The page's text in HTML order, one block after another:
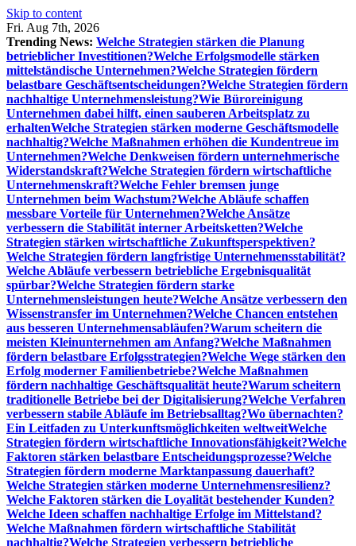
Skip to content
Fri. Aug 7th, 2026
Trending News: Welche Strategien stärken die Planung
betrieblicher Investitionen?Welche Erfolgsmodelle stärken
mittelständische Unternehmen?Welche Strategien fördern
belastbare Geschäftsentscheidungen?Welche Strategien fördern
nachhaltige Unternehmensleistung?Wie Büroreinigung
Unternehmen dabei hilft, einen sauberen Arbeitsplatz zu
erhaltenWelche Strategien stärken moderne Geschäftsmodelle
nachhaltig?Welche Maßnahmen erhöhen die Kundentreue im
Unternehmen?Welche Denkweisen fördern unternehmerische
Widerstandskraft?Welche Strategien fördern wirtschaftliche
Unternehmenskraft?Welche Fehler bremsen junge
Unternehmen beim Wachstum?Welche Abläufe schaffen
messbare Vorteile für Unternehmen?Welche Ansätze
verbessern die Stabilität interner Arbeitsketten?Welche
Strategien stärken wirtschaftliche Zukunftsperspektiven?
Welche Strategien fördern langfristige Unternehmensstabilität?
Welche Abläufe verbessern betriebliche Ergebnisqualität
spürbar?Welche Strategien fördern starke
Unternehmensleistungen heute?Welche Ansätze verbessern den
Wissenstransfer im Unternehmen?Welche Chancen entstehen
aus besseren Unternehmensabläufen?Warum scheitern die
meisten Kleinunternehmen am Anfang?Welche Maßnahmen
fördern belastbare Erfolgsstrategien?Welche Wege stärken den
Erfolg moderner Familienbetriebe?Welche Maßnahmen
fördern nachhaltige Geschäftsqualität heute?Warum scheitern
traditionelle Betriebe bei der Digitalisierung?Welche Verfahren
verbessern stabile Abläufe im Betriebsalltag?Wo übernachten?
Ein Leitfaden zu Unterkunftsmöglichkeiten weltweitWelche
Strategien fördern wirtschaftliche Innovationsfähigkeit?Welche
Faktoren stärken belastbare Entscheidungsprozesse?Welche
Strategien fördern moderne Marktanpassung dauerhaft?
Welche Strategien stärken moderne Unternehmensresilienz?
Welche Faktoren stärken die Loyalität bestehender Kunden?
Welche Ideen schaffen nachhaltige Erfolge im Mittelstand?
Welche Maßnahmen fördern wirtschaftliche Stabilität
nachhaltig?Welche Strategien verbessern betriebliche